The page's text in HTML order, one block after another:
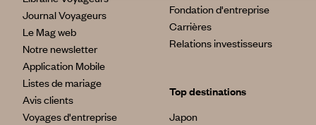
Journal Voyageurs
Le Mag web
Notre newsletter
Application Mobile
Listes de mariage
Avis clients
Voyages d'entreprise
Fondation d'entreprise
Carrières
Relations investisseurs
Top destinations
Japon